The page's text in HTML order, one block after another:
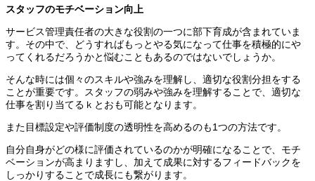
スタッフのモチベーション向上
サービス管理責任者の大きな役割の一つに部下育成が含まれていま
す。その中で、どうすればもっとやる気になって仕事を積極的にや
ってくれるだろうかと悩むこともあるのではないでしょうか。
そんな時には個々のスキルや強みを理解し、適切な役割分担をする
ことが重要です。スタッフの弱みや強みを理解することで、適切な
仕事を割り当てるｋとおも可能となります。
また目標設定や評価制度の透明性を高めるのも1つの方法です。
自分自身がどの様に評価されているのかが明確になることで、モチ
ベーションが高まりますし、加えて成果に対するフィードバックを
しっかりすることで成長にも繋がります。